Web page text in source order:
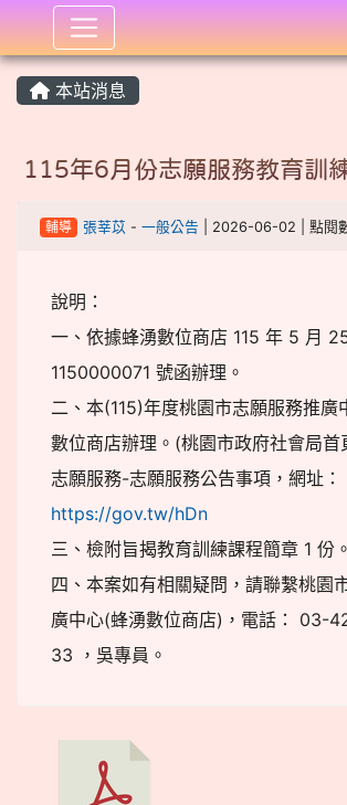
:::
本站消息
115年6月份志願服務教育訓
輔導 張莘苡 - 一般公告 | 2026-06-02 | 點閱
說明：
一、依據蜂湧數位商店 115 年 5 月
1150000071 號函辦理。
二、本(115)年度桃園市志願服務推廣
數位商店辦理。(桃園市政府社會局
志願服務-志願服務公告事項，網址：
https://gov.tw/hDn
三、檢附旨揭教育訓練課程簡章 1 份。
四、本案如有相關疑問，請聯繫桃園
廣中心(蜂湧數位商店)，電話： 03-
33 ，吳專員。